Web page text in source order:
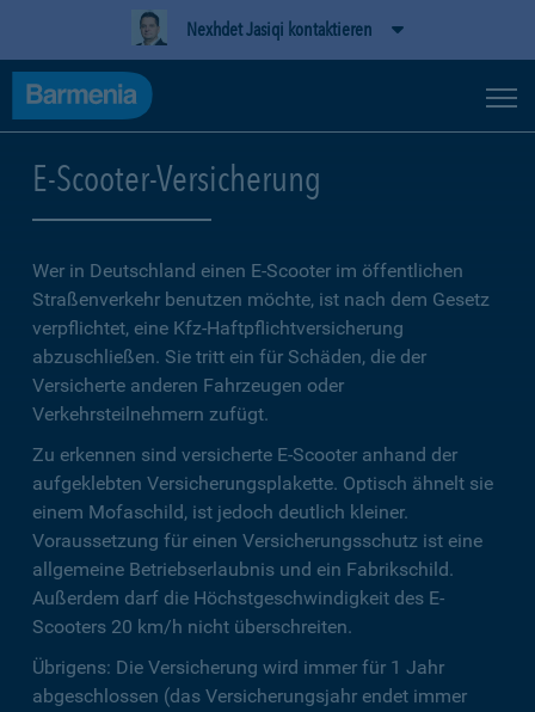
Nexhdet Jasiqi kontaktieren
E-Scooter-Versicherung
Wer in Deutschland einen E-Scooter im öffentlichen
Straßenverkehr benutzen möchte, ist nach dem Gesetz
verpflichtet, eine Kfz-Haftpflichtversicherung
abzuschließen. Sie tritt ein für Schäden, die der
Versicherte anderen Fahrzeugen oder
Verkehrsteilnehmern zufügt.
Zu erkennen sind versicherte E-Scooter anhand der
aufgeklebten Versicherungsplakette. Optisch ähnelt sie
einem Mofaschild, ist jedoch deutlich kleiner.
Voraussetzung für einen Versicherungsschutz ist eine
allgemeine Betriebserlaubnis und ein Fabrikschild.
Außerdem darf die Höchstgeschwindigkeit des E-
Scooters 20 km/h nicht überschreiten.
Übrigens: Die Versicherung wird immer für 1 Jahr
abgeschlossen (das Versicherungsjahr endet immer